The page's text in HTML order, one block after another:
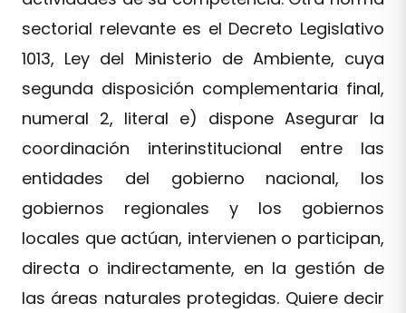
sectorial relevante es el Decreto Legislativo
1013, Ley del Ministerio de Ambiente, cuya
segunda disposición complementaria final,
numeral 2, literal e) dispone Asegurar la
coordinación interinstitucional entre las
entidades del gobierno nacional, los
gobiernos regionales y los gobiernos
locales que actúan, intervienen o participan,
directa o indirectamente, en la gestión de
las áreas naturales protegidas. Quiere decir